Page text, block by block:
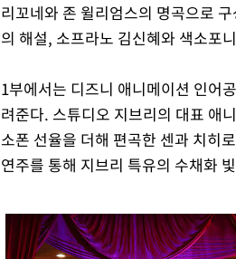
리꼬네와 존 윌리엄스의 명곡으로
의 해설, 소프라노 김신혜와 색소포
1부에서는 디즈니 애니메이션 인어
려준다. 스튜디오 지브리의 대표 애
소폰 선율을 더해 편곡한 센과 치히
연주를 통해 지브리 특유의 수채화